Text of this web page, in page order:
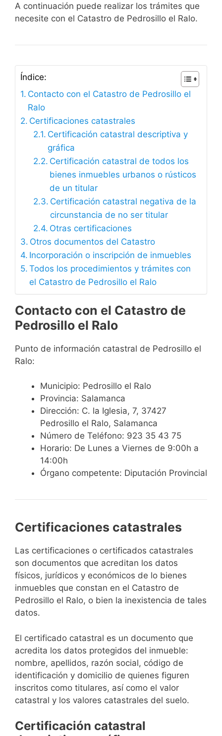
A continuación puede realizar los trámites que
necesite con el Catastro de Pedrosillo el Ralo.
Índice:
Contacto con el Catastro de Pedrosillo el
Ralo
Certificaciones catastrales
Certificación catastral descriptiva y
gráfica
Certificación catastral de todos los
bienes inmuebles urbanos o rústicos
de un titular
Certificación catastral negativa de la
circunstancia de no ser titular
Otras certificaciones
Otros documentos del Catastro
Incorporación o inscripción de inmuebles
Todos los procedimientos y trámites con
el Catastro de Pedrosillo el Ralo
Contacto con el Catastro de
Pedrosillo el Ralo
Punto de información catastral de Pedrosillo el
Ralo:
Municipio: Pedrosillo el Ralo
Provincia: Salamanca
Dirección: C. la Iglesia, 7, 37427
Pedrosillo el Ralo, Salamanca
Número de Teléfono: 923 35 43 75
Horario: De Lunes a Viernes de 9:00h a
14:00h
Órgano competente: Diputación Provincial
Certificaciones catastrales
Las certificaciones o certificados catastrales
son documentos que acreditan los datos
físicos, jurídicos y económicos de lo bienes
inmuebles que constan en el Catastro de
Pedrosillo el Ralo, o bien la inexistencia de tales
datos.
El certificado catastral es un documento que
acredita los datos protegidos del inmueble:
nombre, apellidos, razón social, código de
identificación y domicilio de quienes figuren
inscritos como titulares, así como el valor
catastral y los valores catastrales del suelo.
Certificación catastral